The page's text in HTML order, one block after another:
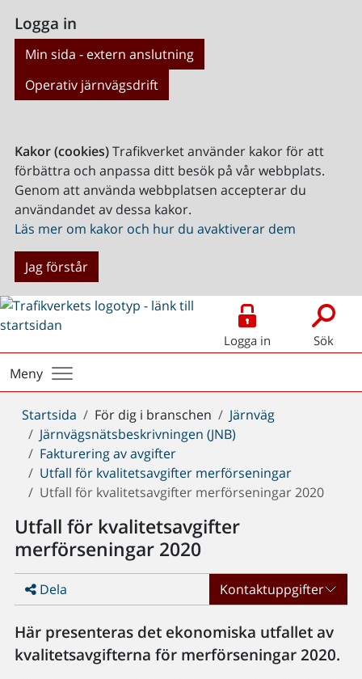
Logga in
Min sida - extern anslutning
Operativ järnvägsdrift
Kakor (cookies)Trafikverket använder kakor för att
förbättra och anpassa ditt besök på vår webbplats.
Genom att använda webbplatsen accepterar du
användandet av dessa kakor.
Läs mer om kakor och hur du avaktiverar dem
Jag förstår
Logga in Sök
Meny
Du
är
här:
Startsida För dig i branschen
Järnväg
Järnvägsnätsbeskrivningen (JNB)
Fakturering av avgifter
Utfall för kvalitetsavgifter merförseningar
Utfall för kvalitetsavgifter merförseningar 2020
Utfall för kvalitetsavgifter
merförseningar 2020
Dela Kontaktuppgifter
Här presenteras det ekonomiska utfallet av
kvalitetsavgifterna för merförseningar 2020.